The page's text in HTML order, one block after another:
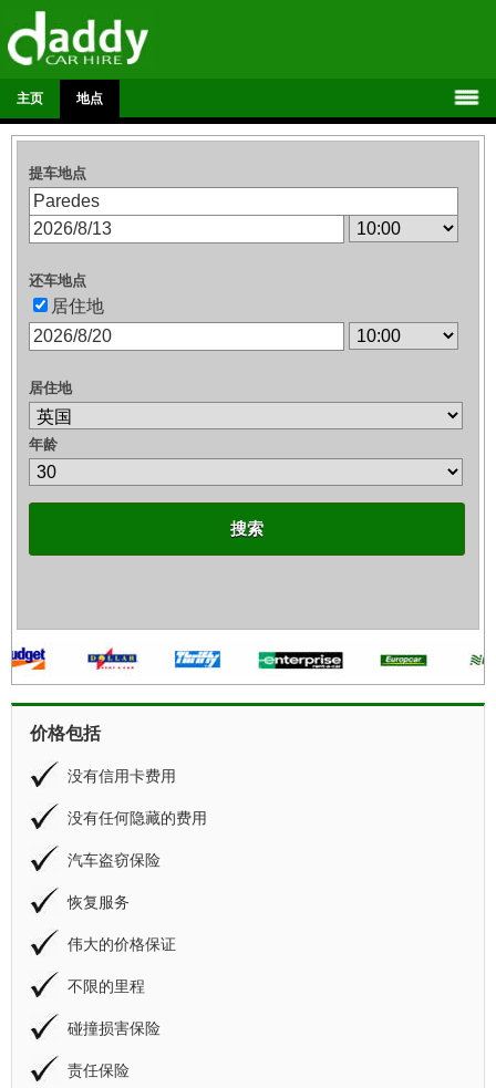
主页 地点
提车地点
还车地点
居住地
居住地
年龄
搜索
价格包括
没有信用卡费用
没有任何隐藏的费用
汽车盗窃保险
恢复服务
伟大的价格保证
不限的里程
碰撞损害保险
责任保险